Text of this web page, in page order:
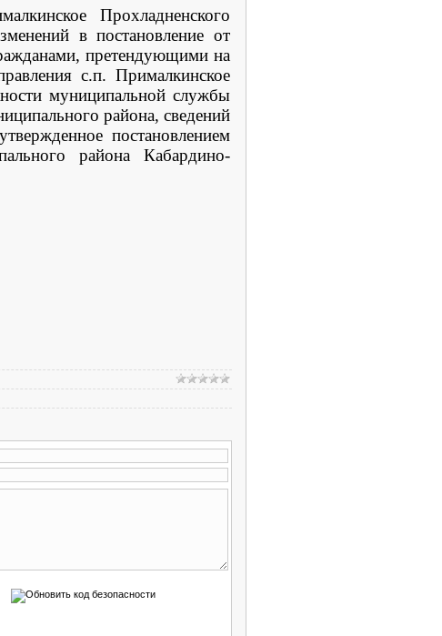
Прохладненского
в постановление от
претендующими на
с.п. Прималкинское
муниципальной службы
района, сведений
постановлением
района Кабардино-